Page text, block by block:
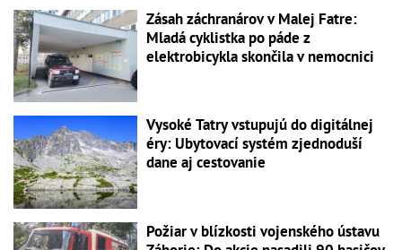
Zásah záchranárov v Malej Fatre:
Mladá cyklistka po páde z
elektrobicykla skončila v nemocnici
Vysoké Tatry vstupujú do digitálnej
éry: Ubytovací systém zjednoduší
dane aj cestovanie
Požiar v blízkosti vojenského ústavu